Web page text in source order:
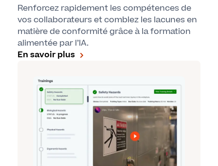
Renforcez rapidement les compétences de
vos collaborateurs et comblez les lacunes en
matière de conformité grâce à la formation
alimentée par l’IA.
En savoir plus